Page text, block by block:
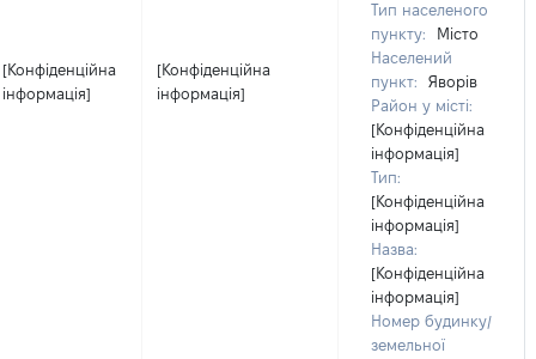
[Конфіденційна
інформація]
[Конфіденційна
інформація]
Тип населеного
пункту:
Місто
Населений
пункт:
Яворів
Район у місті:
[Конфіденційна
інформація]
Тип:
[Конфіденційна
інформація]
Назва:
[Конфіденційна
інформація]
Номер будинку/
земельної